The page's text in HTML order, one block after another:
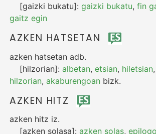
[gaizki bukatu]:gaizki bukatu,fin
gaitz egin
AZKEN HATSETAN
azken hatsetan adb.
[hilzorian]:albetan,etsian, hiletsian,
hilzorian,akaburengoan bizk.
AZKEN HITZ
azken hitz iz.
[azken solasa]:azken solas,epilogo